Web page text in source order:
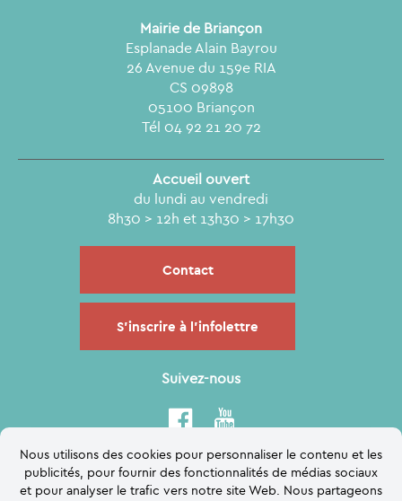
Mairie de Briançon
Esplanade Alain Bayrou
26 Avenue du 159e RIA
CS 09898
05100 Briançon
Tél 04 92 21 20 72
Accueil ouvert
du lundi au vendredi
8h30 > 12h et 13h30 > 17h30
Contact
S'inscrire à l'infolettre
Suivez-nous
Nous utilisons des cookies pour personnaliser le contenu et les
publicités, pour fournir des fonctionnalités de médias sociaux
et pour analyser le trafic vers notre site Web. Nous partageons